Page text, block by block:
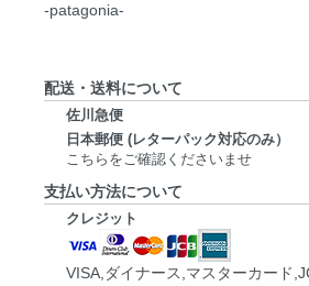
-patagonia-
配送・送料について
佐川急便
日本郵便 (レターパック対応のみ）
こちらをご確認くださいませ
支払い方法について
クレジット
VISA,ダイナース,マスターカード